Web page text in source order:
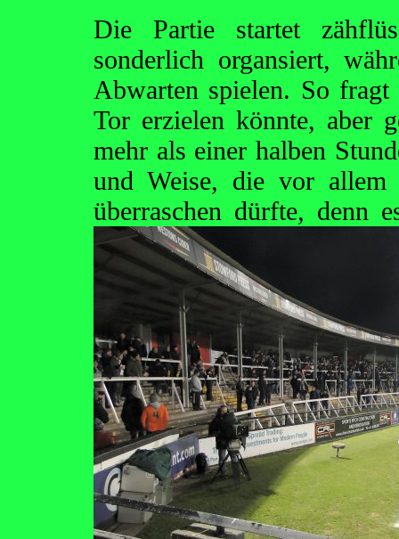
Die Partie startet
sonderlich organsiert,
Abwarten spielen. So
Tor erzielen könnte, aber
mehr als einer halben
und Weise, die vor allem
überraschen dürfte, denn